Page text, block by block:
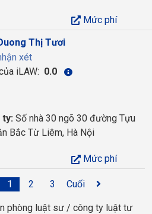
Mức phí
Thị Tươi
xét
iLAW: 0.0
ty: Số nhà 30 ngõ 30 đường Tựu
Bắc Từ Liêm, Hà Nội
Mức phí
1 2 3 Cuối
phòng luật sư / công ty luật tư